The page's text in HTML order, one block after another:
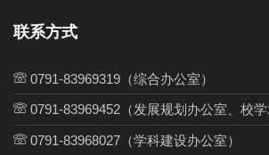
联系方式
0791-83969319（综合办公室）
0791-83969452（发展规划办公室、校学
0791-83968027（学科建设办公室）